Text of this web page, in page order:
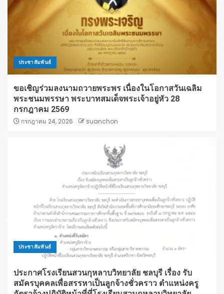
ประชาสัมพันธ์
ขอเชิญร่วมลงนามถวายพระพร เนื่องในโอกาสวันเฉลิม
พระชนมพรรษา พระบาทสมเด็จพระเจ้าอยู่หัว 28
กรกฎาคม 2569
กรกฎาคม 24, 2026 suanchon
ประชาสัมพันธ์
ประกาศโรงเรียนสวนกุหลาบวิทยาลัย ชลบุรี เรื่อง รับ
สมัครบุคคลเพื่อสรรหาเป็นลูกจ้างชั่วคราว ตำแหน่งครู